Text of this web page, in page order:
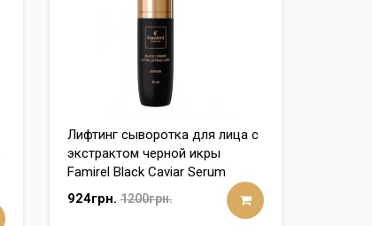
Лифтинг сыворотка для лица с
экстрактом черной икры
Famirel Black Caviar Serum
924грн. 1200грн.